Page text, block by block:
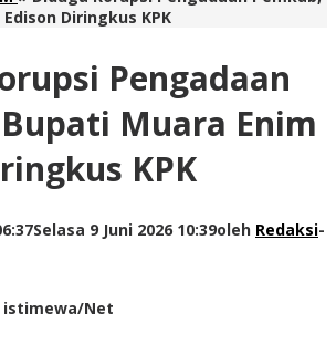
Diringkus KPK
Pengadaan
Muara Enim
KPK
Selasa 9 Juni 2026 10:39oleh Redaksi-
istimewa/Net